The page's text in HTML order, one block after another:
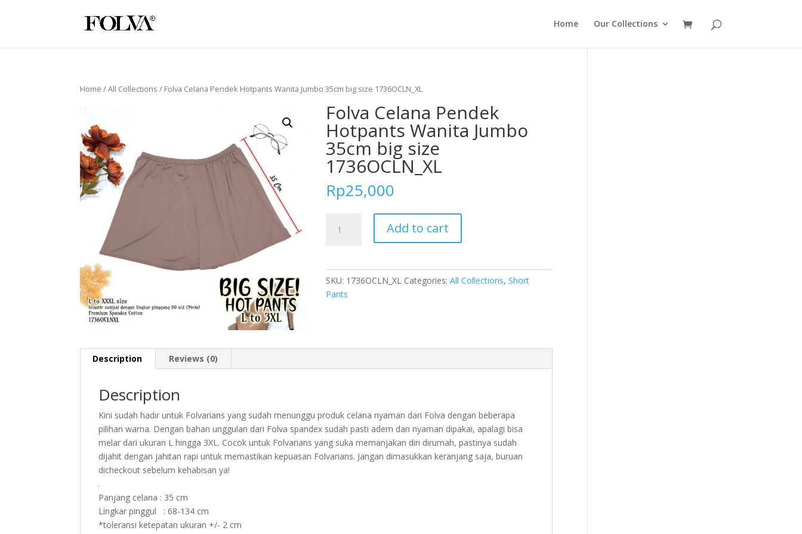
Home Our Collections
Home /All Collections / Folva Celana Pendek Hotpants Wanita Jumbo 35cm big size 1736OCLN_XL
Folva Celana Pendek
Hotpants Wanita Jumbo
35cm big size
1736OCLN_XL
Rp25,000
Celana
Add to cart
SKU: 1736OCLN_XL Categories:All Collections,Short
Pants
Description Reviews (0)
Description
Kini sudah hadir untuk Folvarians yang sudah menunggu produk celana nyaman dari Folva dengan beberapa
pilihan warna. Dengan bahan unggulan dari Folva spandex sudah pasti adem dan nyaman dipakai, apalagi bisa
melar dari ukuran L hingga 3XL. Cocok untuk Folvarians yang suka memanjakan diri dirumah, pastinya sudah
dijahit dengan jahitan rapi untuk memastikan kepuasan Folvarians. Jangan dimasukkan keranjang saja, buruan
dicheckout sebelum kehabisan ya!
.
Panjang celana : 35 cm
Lingkar pinggul : 68-134 cm
*toleransi ketepatan ukuran +/- 2 cm